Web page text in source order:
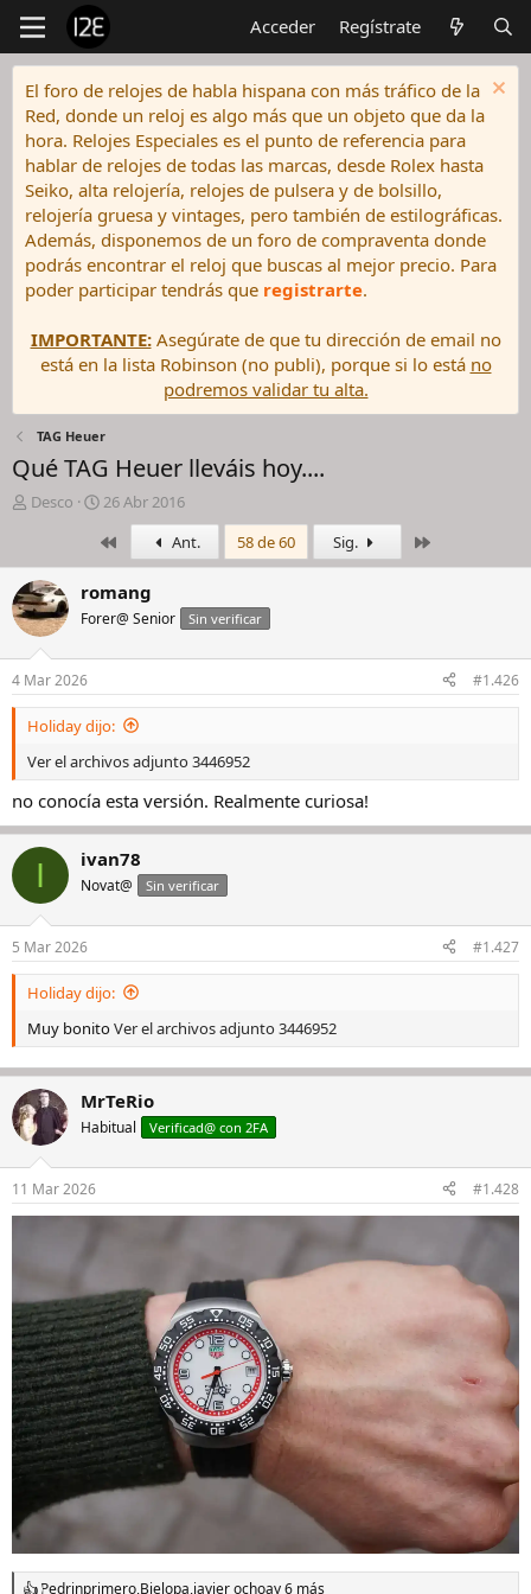
Acceder Regístrate
El foro de relojes de habla hispana con más tráfico de la
Red, donde un reloj es algo más que un objeto que da la
hora. Relojes Especiales es el punto de referencia para
hablar de relojes de todas las marcas, desde Rolex hasta
Seiko, alta relojería, relojes de pulsera y de bolsillo,
relojería gruesa y vintages, pero también de estilográficas.
Además, disponemos de un foro de compraventa donde
podrás encontrar el reloj que buscas al mejor precio. Para
poder participar tendrás que registrarte.
IMPORTANTE:Asegúrate de que tu dirección de email no
está en la lista Robinson (no publi), porque si lo está no
podremos validar tu alta.
TAG Heuer
Qué TAG Heuer lleváis hoy....
I
c
i
a
d
o
r
d
e
l
h
i
l
o
Desco
F
c
h
a
e
i
c
i
o
26 Abr 2016
PrimeroAnt. 58 de 60 Sig.
romang
Forer@ Senior Sin verificar
4 Mar 2026 #1.426
Holiday dijo:
Ver el archivos adjunto 3446952
no conocía esta versión. Realmente curiosa!
I ivan78
Novat@ Sin verificar
5 Mar 2026 #1.427
Holiday dijo:
Muy bonitoVer el archivos adjunto 3446952
MrTeRio
Habitual Verificad@ con 2FA
11 Mar 2026 #1.428
Pedrinprimero,Bielopa,javier ochoay 6 más